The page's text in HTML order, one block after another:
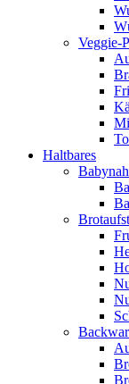
Veggie-
Haltbares